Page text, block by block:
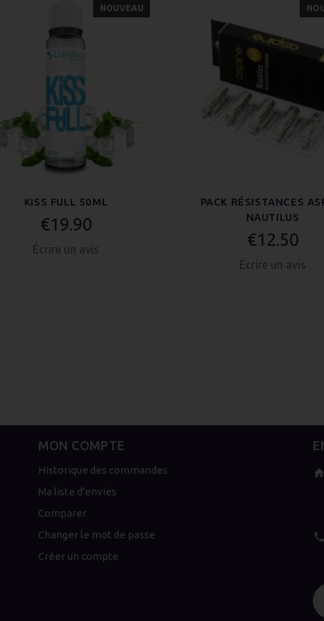
NOUVEAU
KISS FULL 50ML
€19.90
Écrire un avis
PACK RÉSISTANCES
NAUTILUS
€12.50
Écrire un avis
MON COMPTE
Historique des commandes
Ma liste d'envies
Comparer
Changer le mot de passe
Créer un compte